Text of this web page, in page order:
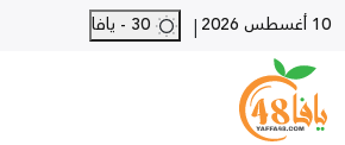
10 أغسطس 2026 |